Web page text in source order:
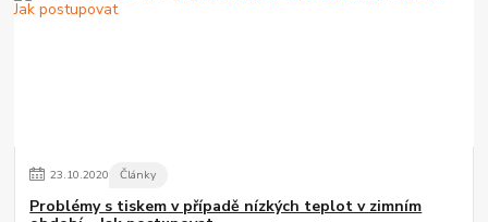
23.10.2020 Články
Problémy s tiskem v případě nízkých teplot v zimním